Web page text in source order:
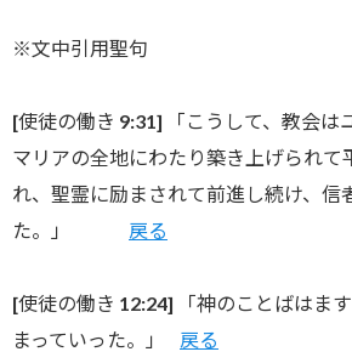
※文中引用聖句
[使徒の働き 9:31] 「こうして、教会は
マリアの全地にわたり築き上げられて
れ、 聖霊に励まされて前進し続け、信
た。」 戻る
[使徒の働き 12:24] 「神のことばはま
まっていった。」 戻る